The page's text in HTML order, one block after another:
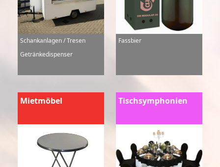
Schankanlagen / Tresen
Getränkedispenser
Fassbier
Mietmöbel Tischsymphonien